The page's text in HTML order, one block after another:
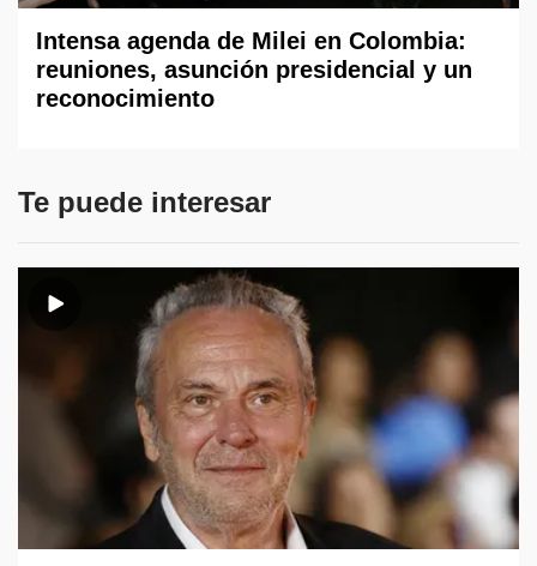
Intensa agenda de Milei en Colombia:
reuniones, asunción presidencial y un
reconocimiento
Te puede interesar